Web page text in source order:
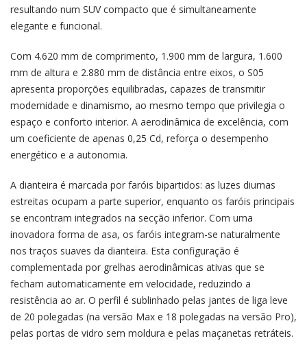
resultando num SUV compacto que é simultaneamente
elegante e funcional.
Com 4.620 mm de comprimento, 1.900 mm de largura, 1.600
mm de altura e 2.880 mm de distância entre eixos, o S05
apresenta proporções equilibradas, capazes de transmitir
modernidade e dinamismo, ao mesmo tempo que privilegia o
espaço e conforto interior. A aerodinâmica de excelência, com
um coeficiente de apenas 0,25 Cd, reforça o desempenho
energético e a autonomia.
A dianteira é marcada por faróis bipartidos: as luzes diurnas
estreitas ocupam a parte superior, enquanto os faróis principais
se encontram integrados na secção inferior. Com uma
inovadora forma de asa, os faróis integram-se naturalmente
nos traços suaves da dianteira. Esta configuração é
complementada por grelhas aerodinâmicas ativas que se
fecham automaticamente em velocidade, reduzindo a
resistência ao ar. O perfil é sublinhado pelas jantes de liga leve
de 20 polegadas (na versão Max e 18 polegadas na versão Pro),
pelas portas de vidro sem moldura e pelas maçanetas retráteis.